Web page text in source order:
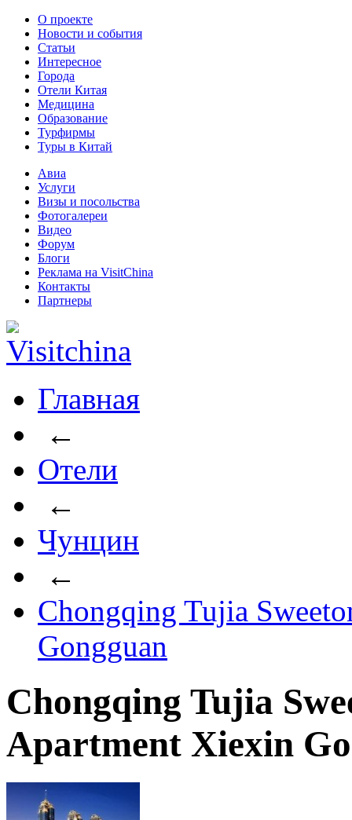
О проекте
Новости и события
Статьи
Интересное
Города
Отели Китая
Медицина
Образование
Турфирмы
Туры в Китай
Авиа
Услуги
Визы и посольства
Фотогалереи
Видео
Форум
Блоги
Реклама на VisitChina
Контакты
Партнеры
Главная
←
Отели
←
Чунцин
←
Chongqing Tujia
Gongguan
Chongqing Tujia
Apartment Xiexin